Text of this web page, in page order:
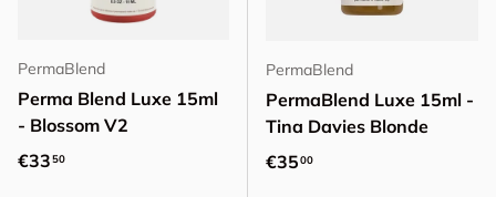
PermaBlend
Perma Blend Luxe 15ml
- Blossom V2
Precio normal
€3350
PermaBlend
PermaBlend Luxe 15ml -
Tina Davies Blonde
Precio normal
€3500